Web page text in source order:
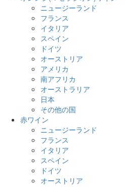
ニュージーランド
フランス
イタリア
スペイン
ドイツ
オーストリア
アメリカ
南アフリカ
オーストラリア
日本
その他の国
赤ワイン
ニュージーランド
フランス
イタリア
スペイン
ドイツ
オーストリア